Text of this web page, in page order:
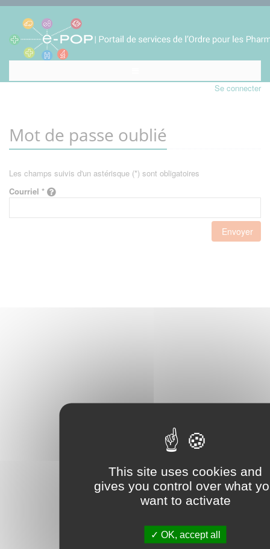
This site uses cookies and
gives you control over what
want to activate
OK, accept all
Se connecter
Mot de passe oublié
Les champs suivis d'un astérisque (*) sont obligatoires
Courriel *
Envoyer